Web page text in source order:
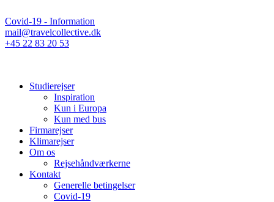
Covid-19 - Information
mail@travelcollective.dk
+45 22 83 20 53
Studierejser
Inspiration
Kun i Europa
Kun med bus
Firmarejser
Klimarejser
Om os
Rejsehåndværkerne
Kontakt
Generelle betingelser
Covid-19